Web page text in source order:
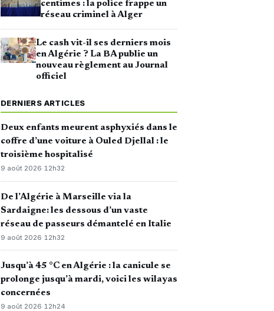
centimes : la police frappe un
réseau criminel à Alger
Le cash vit-il ses derniers mois
en Algérie ? La BA publie un
nouveau règlement au Journal
officiel
DERNIERS ARTICLES
Deux enfants meurent asphyxiés dans le
coffre d’une voiture à Ouled Djellal : le
troisième hospitalisé
9 août 2026·12h32
De l’Algérie à Marseille via la
Sardaigne: les dessous d’un vaste
réseau de passeurs démantelé en Italie
9 août 2026· 12h32
Jusqu’à 45 °C en Algérie : la canicule se
prolonge jusqu’à mardi, voici les wilayas
concernées
9 août 2026·12h24